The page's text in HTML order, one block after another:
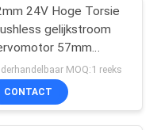
24V Hoge Torsie
gelijkstroom
57mm
Motor van
MOQ:1 reeks
CONTACT